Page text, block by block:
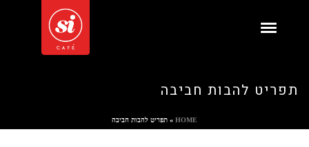
תפריט להבות חביבה
HOME
» תפריט להבות חביבה